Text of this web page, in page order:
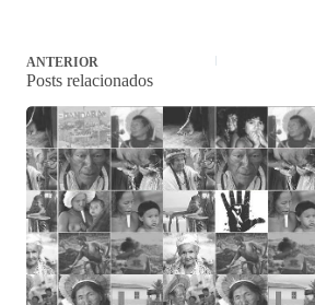
ANTERIOR
Posts relacionados